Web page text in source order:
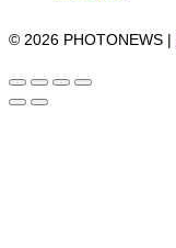
© 2026 PHOTONEWS |